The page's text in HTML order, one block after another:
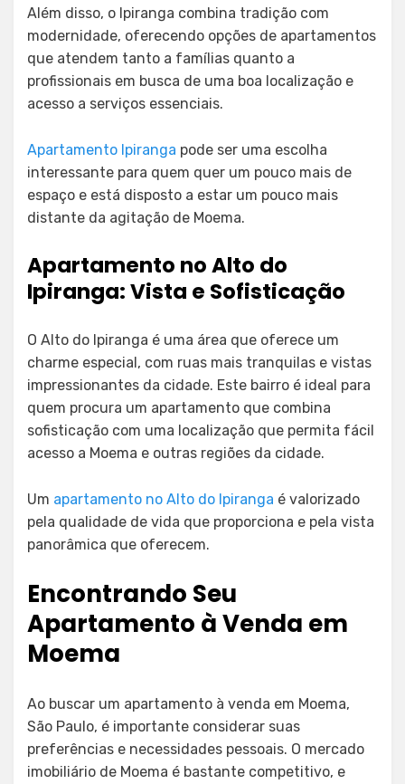
Além disso, o Ipiranga combina tradição com
modernidade, oferecendo opções de apartamentos
que atendem tanto a famílias quanto a
profissionais em busca de uma boa localização e
acesso a serviços essenciais.
Apartamento Ipiranga pode ser uma escolha
interessante para quem quer um pouco mais de
espaço e está disposto a estar um pouco mais
distante da agitação de Moema.
Apartamento no Alto do
Ipiranga: Vista e Sofisticação
O Alto do Ipiranga é uma área que oferece um
charme especial, com ruas mais tranquilas e vistas
impressionantes da cidade. Este bairro é ideal para
quem procura um apartamento que combina
sofisticação com uma localização que permita fácil
acesso a Moema e outras regiões da cidade.
Um apartamento no Alto do Ipiranga é valorizado
pela qualidade de vida que proporciona e pela vista
panorâmica que oferecem.
Encontrando Seu
Apartamento à Venda em
Moema
Ao buscar um apartamento à venda em Moema,
São Paulo, é importante considerar suas
preferências e necessidades pessoais. O mercado
imobiliário de Moema é bastante competitivo, e